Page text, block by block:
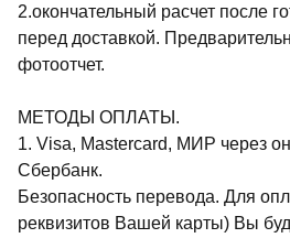
2.окончательный расчет после
перед доставкой.
фотоотчет.
МЕТОДЫ ОПЛАТЫ.
1. Visa, Mastercard, МИР через
Сбербанк.
Безопасность перевода. Для
реквизитов Вашей карты) Вы